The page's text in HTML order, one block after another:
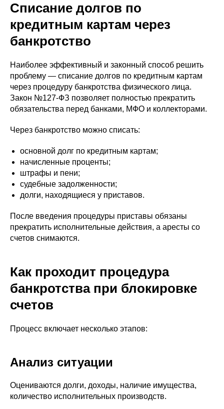
Списание долгов по
кредитным картам через
банкротство
Наиболее эффективный и законный способ решить
проблему — списание долгов по кредитным картам
через процедуру банкротства физического лица.
Закон №127-ФЗ позволяет полностью прекратить
обязательства перед банками, МФО и коллекторами.
Через банкротство можно списать:
основной долг по кредитным картам;
начисленные проценты;
штрафы и пени;
судебные задолженности;
долги, находящиеся у приставов.
После введения процедуры приставы обязаны
прекратить исполнительные действия, а аресты со
счетов снимаются.
Как проходит процедура
банкротства при блокировке
счетов
Процесс включает несколько этапов:
Анализ ситуации
Оцениваются долги, доходы, наличие имущества,
количество исполнительных производств.